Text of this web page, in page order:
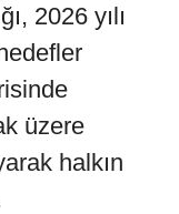
2026 yılı
üzere
halkın